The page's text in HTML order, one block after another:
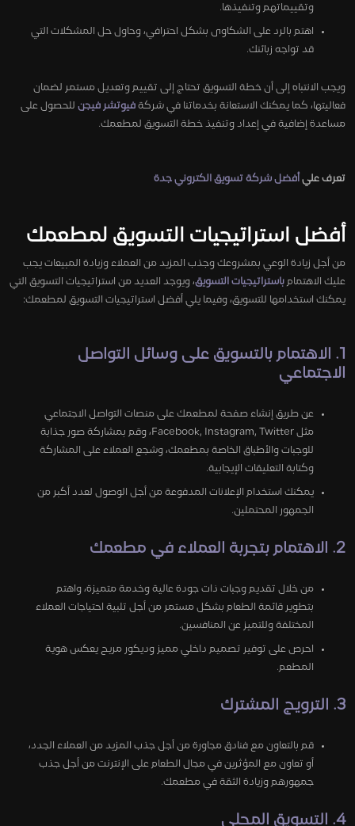
وتقييماتهم وتنفيذها.
اهتم بالرد على الشكاوى بشكل احترافي، وحاول حل المشكلات التي
قد تواجه زبائنك.
ويجب الانتباه إلى أن خطة التسويق تحتاج إلى تقييم وتعديل مستمر لضمان
فعاليتها، كما يمكنك الاستعانة بخدماتنا في شركة فيوتشر فيجن للحصول على
مساعدة إضافية في إعداد وتنفيذ خطة التسويق لمطعمك.
تعرف علي أفضل شركة تسويق الكتروني جدة
أفضل استراتيجيات التسويق لمطعمك
من أجل زيادة الوعي بمشروعك وجذب المزيد من العملاء وزيادة المبيعات يجب
عليك الاهتمام باستراتيجيات التسويق، ويوجد العديد من استراتيجيات التسويق التي
يمكنك استخدامها للتسويق، وفيما يلي أفضل استراتيجيات التسويق لمطعمك:
1. الاهتمام بالتسويق على وسائل التواصل
الاجتماعي
عن طريق إنشاء صفحة لمطعمك على منصات التواصل الاجتماعي
مثل Facebook, Instagram, Twitter، وقم بمشاركة صور جذابة
للوجبات والأطباق الخاصة بمطعمك، وشجع العملاء على المشاركة
وكتابة التعليقات الإيجابية.
يمكنك استخدام الإعلانات المدفوعة من أجل الوصول لعدد أكبر من
الجمهور المحتملين.
2. الاهتمام بتجربة العملاء في مطعمك
من خلال تقديم وجبات ذات جودة عالية وخدمة متميزة، واهتم
بتطوير قائمة الطعام بشكل مستمر من أجل تلبية احتياجات العملاء
المختلفة وللتميز عن المنافسين.
احرص على توفير تصميم داخلي مميز وديكور مريح يعكس هوية
المطعم.
3. الترويج المشترك
قم بالتعاون مع فنادق مجاورة من أجل جذب المزيد من العملاء الجدد،
أو تعاون مع المؤثرين في مجال الطعام على الإنترنت من أجل جذب
جمهورهم وزيادة الثقة في مطعمك.
4. التسويق المحلي